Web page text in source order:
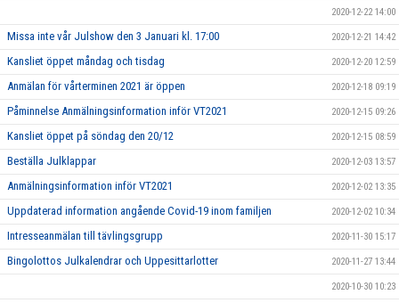
2020-12-22 14:00
Missa inte vår Julshow den 3 Januari kl. 17:00 2020-12-21 14:42
Kansliet öppet måndag och tisdag 2020-12-20 12:59
Anmälan för vårterminen 2021 är öppen 2020-12-18 09:19
Påminnelse Anmälningsinformation inför VT2021 2020-12-15 09:26
Kansliet öppet på söndag den 20/12 2020-12-15 08:59
Beställa Julklappar 2020-12-03 13:57
Anmälningsinformation inför VT2021 2020-12-02 13:35
Uppdaterad information angående Covid-19 inom familjen 2020-12-02 10:34
Intresseanmälan till tävlingsgrupp 2020-11-30 15:17
Bingolottos Julkalendrar och Uppesittarlotter 2020-11-27 13:44
2020-10-30 10:23